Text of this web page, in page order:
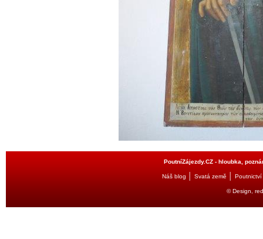
PoutníZájezdy.CZ - hloubka,
Náš blog Svatá země Poutnictví
© Design,